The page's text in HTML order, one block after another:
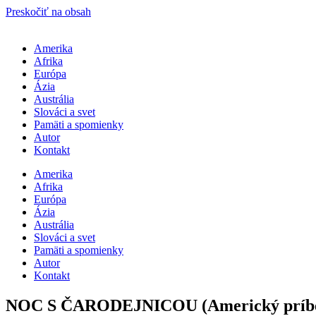
Preskočiť na obsah
Amerika
Afrika
Európa
Ázia
Austrália
Slováci a svet
Pamäti a spomienky
Autor
Kontakt
Amerika
Afrika
Európa
Ázia
Austrália
Slováci a svet
Pamäti a spomienky
Autor
Kontakt
NOC S ČARODEJNICOU (Americký